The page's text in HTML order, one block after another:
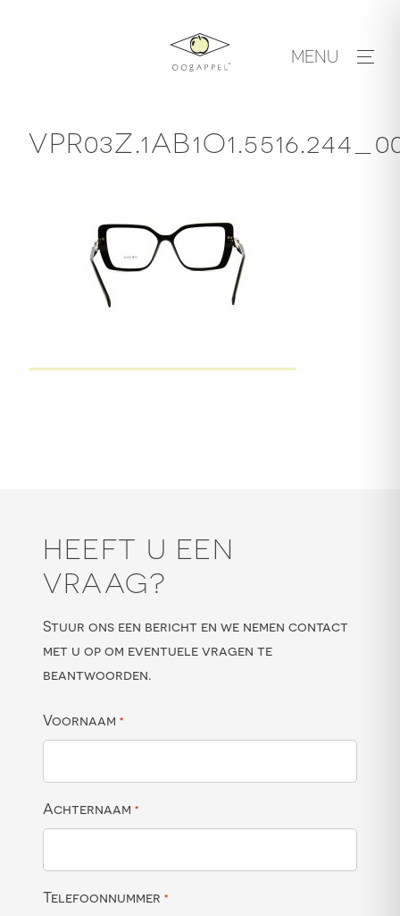
MENU
HEEFT U EEN
VRAAG?
Stuur ons een bericht en we nemen contact
met u op om eventuele vragen te
beantwoorden.
Voornaam *
Achternaam *
Telefoonnummer *